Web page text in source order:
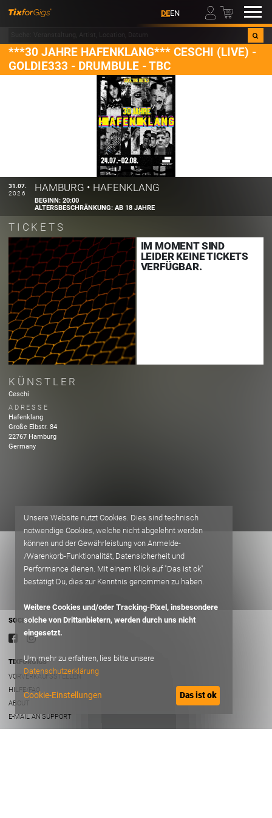
DEEN 00
***30 JAHRE HAFENKLANG*** CESCHI (LIVE) -
GOLDIE333 - DRUMBULE - TBC
31.07.
2026
HAMBURG • HAFENKLANG
BEGINN:20:00
ALTERSBESCHRÄNKUNG:AB 18 JAHRE
TICKETS
IM MOMENT SIND
LEIDER KEINE TICKETS
VERFÜGBAR.
KÜNSTLER
Ceschi
ADRESSE
Hafenklang
Große Elbstr. 84
22767 Hamburg
Germany
SOCIAL
TIXFORGIGS
VORVERKAUFSSTELLEN
HILFE/FAQ
ABOUT
E-MAIL AN SUPPORT
Unsere Website nutzt Cookies. Dies sind technisch
notwendige Cookies, welche nicht abgelehnt werden
können und der Gewährleistung von Anmelde-
/Warenkorb-Funktionalität, Datensicherheit und
Performance dienen. Mit einem Klick auf "Das ist ok"
bestätigt Du, dies zur Kenntnis genommen zu haben.
Weitere Cookies und/oder Tracking-Pixel, insbesondere
solche von Drittanbietern, werden durch uns nicht
eingesetzt.
Um mehr zu erfahren, lies bitte unsere
Datenschutzerklärung
Cookie-Einstellungen Das ist ok